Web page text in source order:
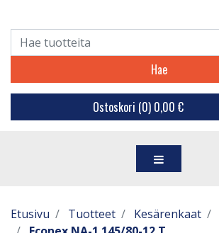
Hae
Ostoskori (0) 0,00 €
Etusivu Tuotteet Kesärenkaat